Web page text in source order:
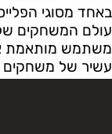
באחד מסוגי
עולם המשחקים
משתמש מותאמת
עשיר של משחקים